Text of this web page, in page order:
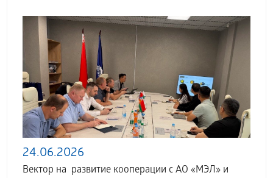
24.06.2026
Вектор на развитие кооперации с АО «МЭЛ» и